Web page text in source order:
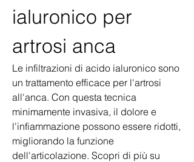
ialuronico per
artrosi anca
Le infiltrazioni di acido ialuronico sono
un trattamento efficace per l'artrosi
all'anca. Con questa tecnica
minimamente invasiva, il dolore e
l'infiammazione possono essere ridotti,
migliorando la funzione
dell'articolazione. Scopri di più su